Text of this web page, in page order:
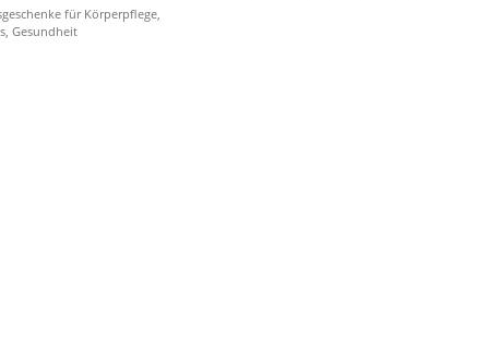
für Körperpflege,
Gesundheit